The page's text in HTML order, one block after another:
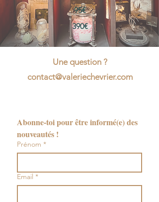
95€
390€
Une question ?
contact@valeriechevrier.com
Abonne-toi pour être informé(e) des
nouveautés !
Prénom *
Email *